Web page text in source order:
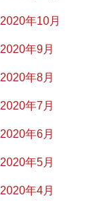
2020年10月
2020年9月
2020年8月
2020年7月
2020年6月
2020年5月
2020年4月